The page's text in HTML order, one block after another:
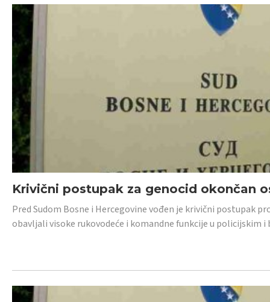
Krivični postupak za genocid okončan
Pred Sudom Bosne i Hercegovine vođen je krivični postupak
obavljali visoke rukovodeće i komandne funkcije u policijskim